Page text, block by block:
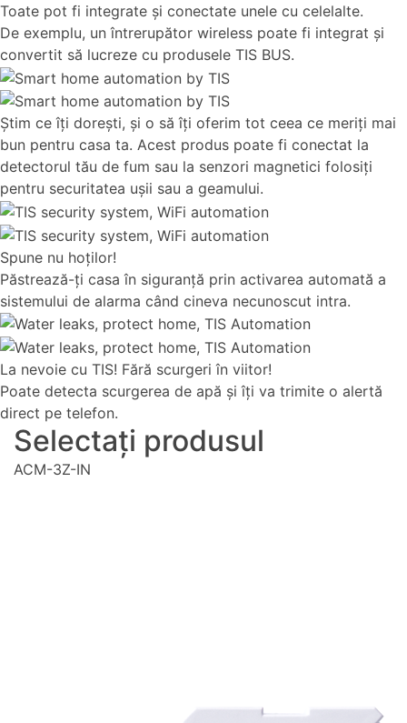
Toate pot fi integrate şi conectate unele cu celelalte.
De exemplu, un întrerupător wireless poate fi integrat şi
convertit să lucreze cu produsele TIS BUS.
Ştim ce îţi doreşti, şi o să îţi oferim tot ceea ce meriţi mai
bun pentru casa ta. Acest produs poate fi conectat la
detectorul tău de fum sau la senzori magnetici folosiţi
pentru securitatea uşii sau a geamului.
Spune nu hoţilor!
Păstrează-ţi casa în siguranţă prin activarea automată a
sistemului de alarma când cineva necunoscut intra.
La nevoie cu TIS! Fără scurgeri în viitor!
Poate detecta scurgerea de apă şi îţi va trimite o alertă
direct pe telefon.
Selectați produsul
ACM-3Z-IN